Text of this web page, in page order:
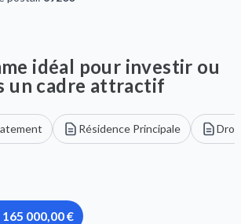
idéal pour investir ou
un cadre attractif
Résidence Principale
165 000,00 €